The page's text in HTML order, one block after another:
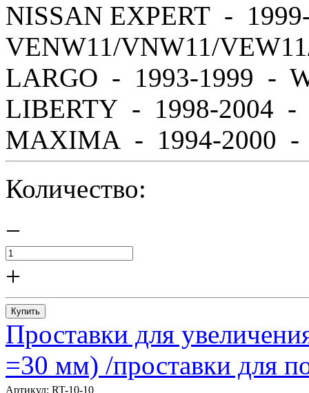
NISSAN EXPERT -
VENW11/VNW11/
LARGO - 1993-1999 -
LIBERTY - 1998-2004
MAXIMA - 1994-2000 -
Количество:
−
+
Купить
Проставки для
=30 мм) /проставки для
Артикул: RT-10-10